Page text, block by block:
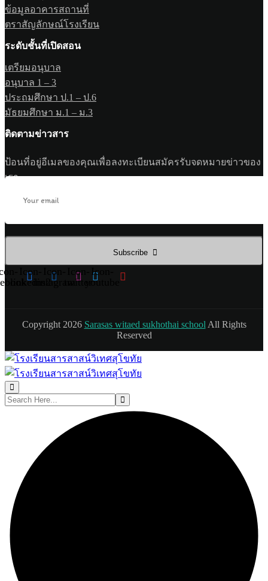
ข้อมูลอาคารสถานที่
ตราสัญลักษณ์โรงเรียน
ระดับชั้นที่เปิดสอน
เตรียมอนุบาล
อนุบาล 1 – 3
ประถมศึกษา ป.1 – ป.6
มัธยมศึกษา ม.1 – ม.3
ติดตามข่าวสาร
ป้อนที่อยู่อีเมลของคุณเพื่อลงทะเบียนสมัครรับจดหมายข่าวของ
เรา
Subscribe
Icon-
linkedin2
Icon-
instagram
Icon-
twitter
Icon-
youtube
Copyright 2026 Sarasas witaed sukhothai school All Rights
Reserved